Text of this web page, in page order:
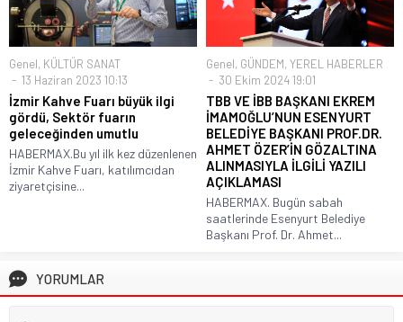
Genel, KÜLTÜR SANAT
13 Haziran 2023 10:13
İzmir Kahve Fuarı büyük ilgi
gördü, Sektör fuarın
geleceğinden umutlu
HABERMAX.Bu yıl ilk kez düzenlenen
İzmir Kahve Fuarı, katılımcıdan
ziyaretçisine...
Genel, GÜNDEM, YEREL HABERLER
30 Ekim 2024 19:01
TBB VE İBB BAŞKANI EKREM
İMAMOĞLU’NUN ESENYURT
BELEDİYE BAŞKANI PROF.DR.
AHMET ÖZER’İN GÖZALTINA
ALINMASIYLA İLGİLİ YAZILI
AÇIKLAMASI
HABERMAX. Bugün sabah
saatlerinde Esenyurt Belediye
Başkanı Prof. Dr. Ahmet...
YORUMLAR